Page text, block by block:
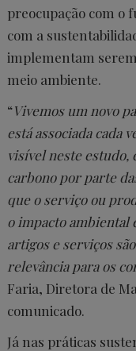
preocupação com o
com a
implementam
meio ambiente.
“Vivemos um novo
está associada cada
visível neste estudo,
carbono por parte
que o serviço ou
o impacto ambiental
artigos e serviços
relevância para os
Faria, Diretora de
comunicado.
Já nas práticas